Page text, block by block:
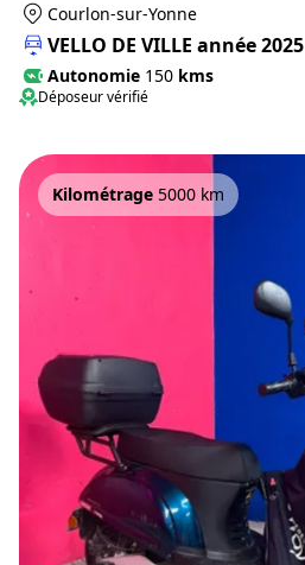
Courlon-sur-Yonne
VELLO DE VILLE année 2025
Autonomie 150 kms
Déposeur vérifié
Kilométrage 5000 km